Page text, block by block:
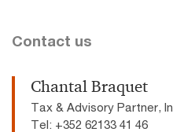
Contact us
Chantal Braquet
Tax & Advisory Partner,
Tel: +352 62133 41 46